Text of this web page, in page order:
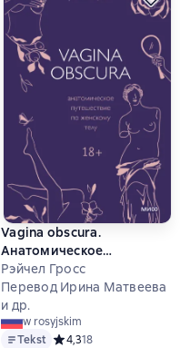
Vagina obscura.
Анатомическое
путешествие по женскому
телу
Рэйчел Гросс
Перевод Ирина Матвеева
и др.
w rosyjskim
Tekst Средний рейтинг 4,3 на
4,318